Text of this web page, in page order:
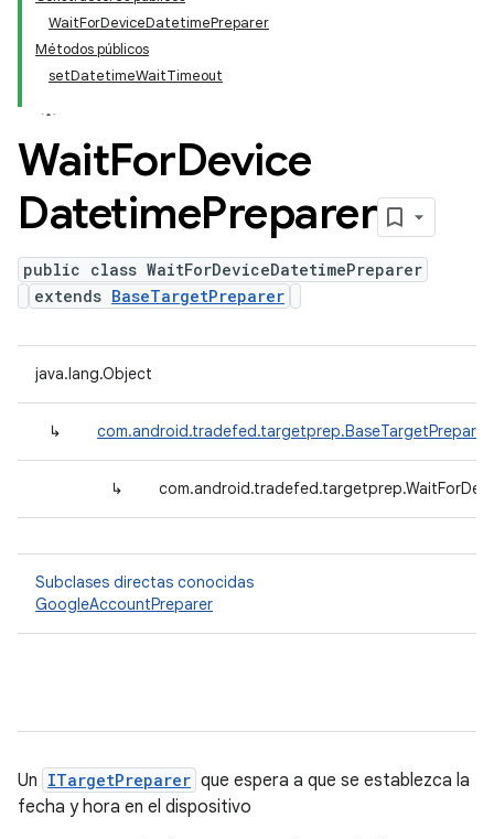
WaitForDeviceDatetimePreparer
Métodos públicos
setDatetimeWaitTimeout
WaitForDevice
DatetimePreparer
public class WaitForDeviceDatetimePreparer
extends BaseTargetPreparer
java.lang.Object
↳ com.android.tradefed.targetprep.BaseTargetPreparer
↳
Subclases directas conocidas
GoogleAccountPreparer
Un ITargetPreparer que espera a que se establezca la
fecha y hora en el dispositivo